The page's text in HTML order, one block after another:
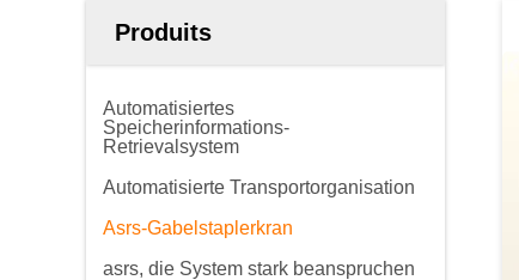
Produits
Automatisiertes
Speicherinformations-
Retrievalsystem
Automatisierte Transportorganisation
Asrs-Gabelstaplerkran
asrs, die System stark beanspruchen